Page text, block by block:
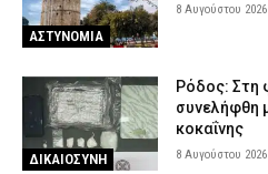
ΑΣΤΥΝΟΜΙΑ
8 Αυγούστου
ΔΙΚΑΙΟΣΥΝΗ
Ρόδος: Στη
συνελήφθη
κοκαΐνης
8 Αυγούστου